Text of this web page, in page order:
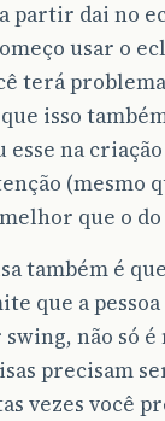
partir dai no
usar o
terá
isso
esse na
(mesmo
que o
também é
que a
não só é
precisam
vezes você